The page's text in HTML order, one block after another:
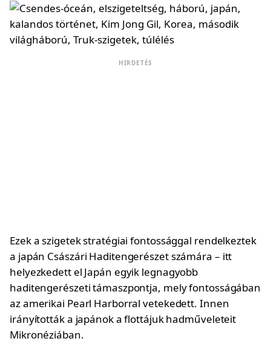
HIRDETÉS
Ezek a szigetek stratégiai fontossággal rendelkeztek
a japán Császári Haditengerészet számára – itt
helyezkedett el Japán egyik legnagyobb
haditengerészeti támaszpontja, mely fontosságában
az amerikai Pearl Harborral vetekedett. Innen
irányították a japánok a flottájuk hadműveleteit
Mikronéziában.